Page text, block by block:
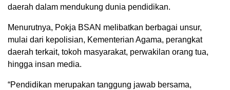
daerah dalam mendukung dunia pendidikan.
Menurutnya, Pokja BSAN melibatkan berbagai unsur,
mulai dari kepolisian, Kementerian Agama, perangkat
daerah terkait, tokoh masyarakat, perwakilan orang tua,
hingga insan media.
“Pendidikan merupakan tanggung jawab bersama,